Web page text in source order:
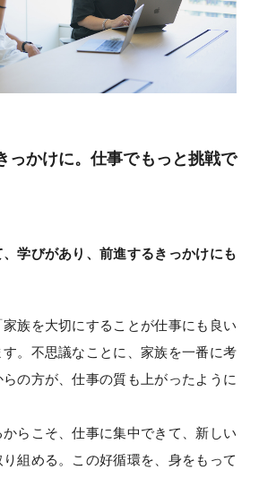
っかけに。仕事でもっと挑戦で
学びがあり、前進するきっかけにも
族を大切にすることが仕事にも良い
。不思議なことに、家族を一番に考
の方が、仕事の質も上がったように
らこそ、仕事に集中できて、新しい
組める。この好循環を、身をもって